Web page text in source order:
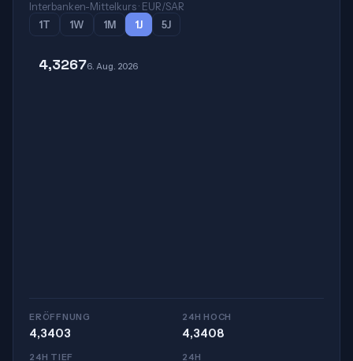
Interbanken-Mittelkurs · EUR/SAR
1T
1W 1M 1J 5J
4,32676. Aug. 2026
ERÖFFNUNG
4,3403
24H HOCH
4,3408
24H TIEF 24H